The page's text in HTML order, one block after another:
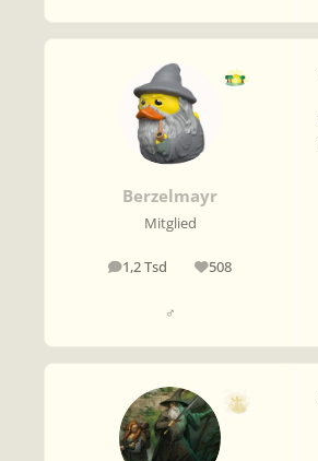
Berzelmayr
Mitglied
1,2 Tsd
Beiträge 508
Reputation
♂